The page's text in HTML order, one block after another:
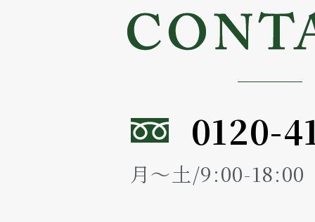
0120-
月～土/9:00-